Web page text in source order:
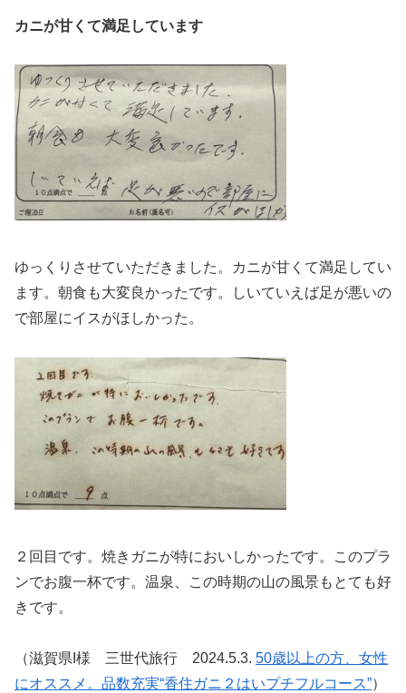
カニが甘くて満足しています
ゆっくりさせていただきました。カニが甘くて満足してい
ます。朝食も大変良かったです。しいていえば足が悪いの
で部屋にイスがほしかった。
２回目です。焼きガニが特においしかったです。このプラ
ンでお腹一杯です。温泉、この時期の山の風景もとても好
きです。
（滋賀県I様 三世代旅行 2024.5.3. 50歳以上の方、女性
にオススメ。品数充実“香住ガニ２はいプチフルコース”）